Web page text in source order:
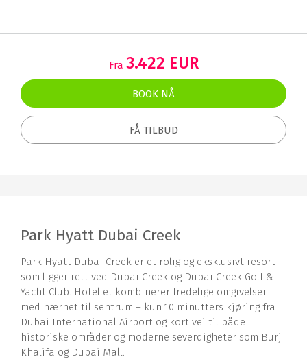
Fra 3.422 EUR
BOOK NÅ
FÅ TILBUD
Park Hyatt Dubai Creek
Park Hyatt Dubai Creek er et rolig og eksklusivt resort
som ligger rett ved Dubai Creek og Dubai Creek Golf &
Yacht Club. Hotellet kombinerer fredelige omgivelser
med nærhet til sentrum – kun 10 minutters kjøring fra
Dubai International Airport og kort vei til både
historiske områder og moderne severdigheter som Burj
Khalifa og Dubai Mall.